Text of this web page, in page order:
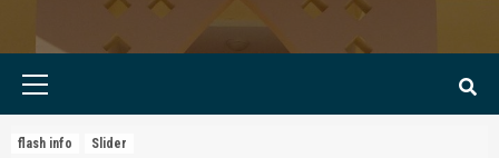
flash info Slider